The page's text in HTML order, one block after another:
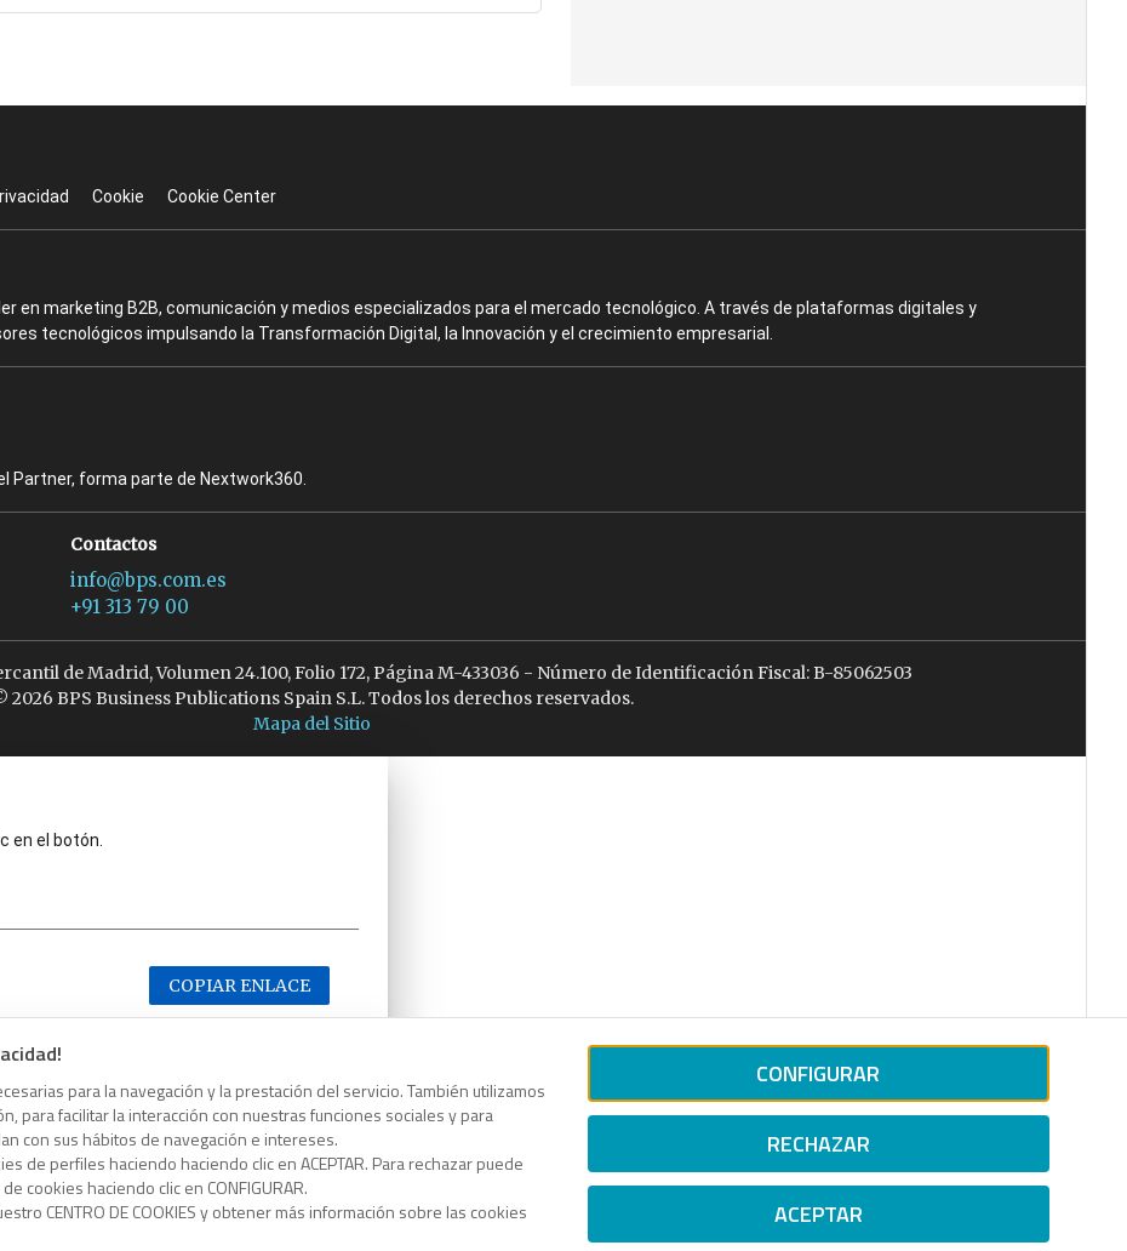
para la navegación y la prestación del servicio. También utilizamos
para facilitar la interacción con nuestras funciones sociales y para
con sus hábitos de navegación e intereses.
de perfiles haciendo haciendo clic en ACEPTAR. Para rechazar puede
cookies haciendo clic en CONFIGURAR.
CENTRO DE COOKIES y obtener más información sobre las cookies
CONFIGURAR
RECHAZAR
ACEPTAR
Cookie Cookie Center
en marketing B2B, comunicación y medios especializados para el mercado tecnológico. A través de plataformas digitales y
tecnológicos impulsando la Transformación Digital, la Innovación y el crecimiento empresarial.
Partner, forma parte de Nextwork360.
Contactos
info@bps.com.es
+91 313 79 00
de Madrid, Volumen 24.100, Folio 172, Página M-433036 - Número de Identificación Fiscal: B-85062503
2026 BPS Business Publications Spain S.L. Todos los derechos reservados.
Mapa del Sitio
en el botón.
COPIAR ENLACE
en el botón.